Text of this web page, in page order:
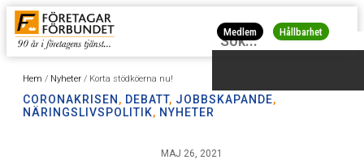
Medlem Hållbarhet
Hem / Nyheter / Korta stödköerna nu!
CORONAKRISEN , DEBATT, JOBBSKAPANDE,
NÄRINGSLIVSPOLITIK, NYHETER
MAJ 26, 2021